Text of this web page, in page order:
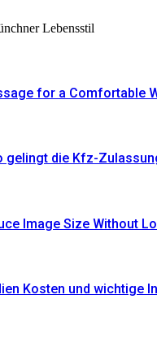
for a Comfortable
gelingt die Kfz-
Image Size Without
Kosten und wichtige